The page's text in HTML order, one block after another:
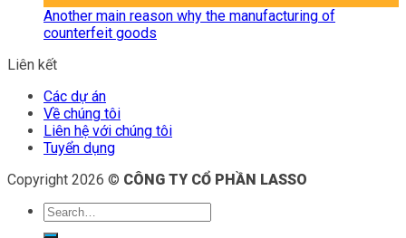
Another main reason why the manufacturing of
counterfeit goods
Liên kết
Các dự án
Về chúng tôi
Liên hệ với chúng tôi
Tuyển dụng
Copyright 2026 © CÔNG TY CỔ PHẦN LASSO